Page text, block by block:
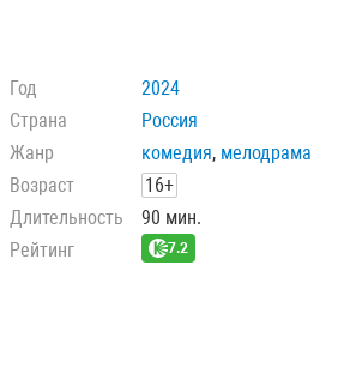
Год
2024
Страна
Россия
Жанр
комедия, мелодрама
Возраст
16+
Длительность
90 мин.
Рейтинг
7.2